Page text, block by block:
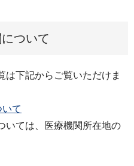
ついて
下記からご覧いただけま
て
ては、医療機関所在地の